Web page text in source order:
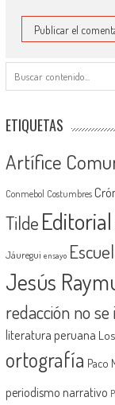
ETIQUETAS
Artífice
Conmebol Costumbres
Tilde
Jáuregui ensayo
Jesús
redacción no
literatura peruana
ortografía Paco
periodismo narrativo